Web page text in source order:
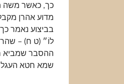
כך, כאשר משה
מדוע אהרן
בביצוע נאמר
לוֹ״ (ט ח) –
ההסבר שמביא
שמא חטא העגל